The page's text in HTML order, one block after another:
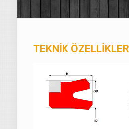
TEKNİK ÖZELLİKLER